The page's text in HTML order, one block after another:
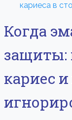
кариеса в
Когда
защиты:
кариес